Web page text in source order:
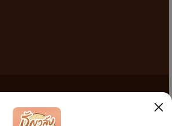
บผิดชอบต่อข้อความใดๆ ทั้งสิ้น ดังนั้นผู้อ่านทุกท่านโปรดใช้